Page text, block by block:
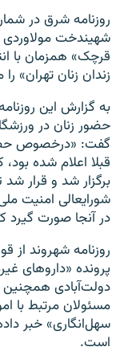
روزنامه شرق در
شهیندخت مولاوردی
قرچک» همزمان با
زندان زنان تهران»
به گزارش این
حضور زنان در
گفت: «درخصوص
قبلا اعلام شده
برگزار شد و قرار
شورایعالی امنیت
در آنجا صورت گیرد
پرونده «داروهای
دولت‌آبادی همچنین
مسئولان مرتبط با
سهل‌انگاری» خبر
است.